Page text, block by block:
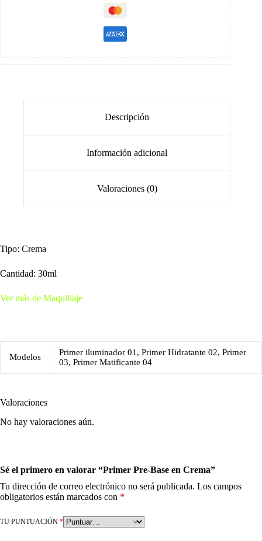
Descripción
Información adicional
Valoraciones (0)
Tipo: Crema
Cantidad: 30ml
Ver más de Maquillaje
Modelos
Primer iluminador 01, Primer Hidratante 02, Primer
03, Primer Matificante 04
Valoraciones
No hay valoraciones aún.
Sé el primero en valorar “Primer Pre-Base en Crema”
Tu dirección de correo electrónico no será publicada. Los campos
obligatorios están marcados con *
TU PUNTUACIÓN *